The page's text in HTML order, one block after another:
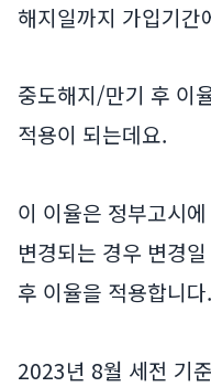
해지일까지 가입기간
중도해지/만기 후 이
적용이 되는데요.
이 이율은 정부고시
변경되는 경우 변경
후 이율을 적용합니다.
2023년 8월 세전 기